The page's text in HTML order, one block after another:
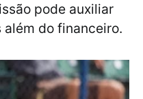
pode auxiliar
do financeiro.